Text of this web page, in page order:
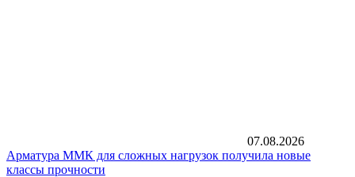
07.08.2026
Арматура ММК для сложных нагрузок получила новые
классы прочности